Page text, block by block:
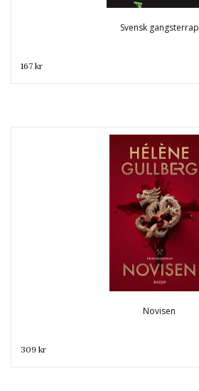
Svensk gangsterrap
167 kr
Novisen
309 kr